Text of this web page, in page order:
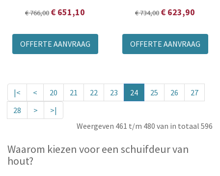
€ 766,00 € 651,10
OFFERTE AANVRAAG
€ 734,00 € 623,90
OFFERTE AANVRAAG
|< < 20 21 22 23 24 25 26
27
28
>
>|
Weergeven 461 t/m 480 van in totaal 596
Waarom kiezen voor een schuifdeur van
hout?